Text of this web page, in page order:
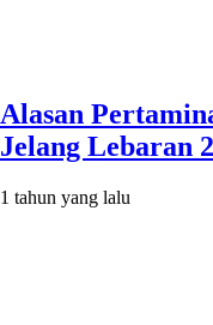
Alasan
Jelang Lebaran
1 tahun yang lalu